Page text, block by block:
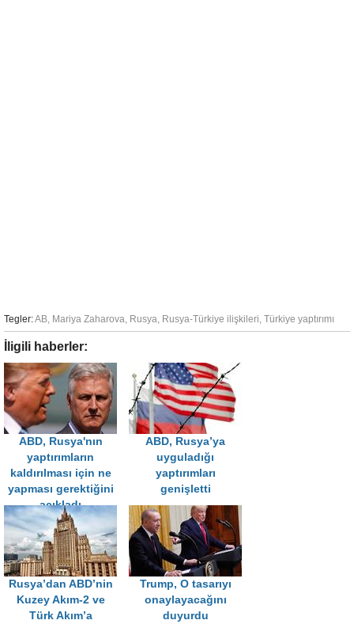
Tegler:AB, Mariya Zaharova, Rusya, Rusya-Türkiye ilişkileri, Türkiye yaptırımı
İligili haberler:
ABD, Rusya'nın
yaptırımların
kaldırılması için ne
yapması gerektiğini
açıkladı
ABD, Rusya’ya
uyguladığı
yaptırımları
genişletti
Rusya’dan ABD’nin
Kuzey Akım-2 ve
Türk Akım’a
Trump, O tasarıyı
onaylayacağını
duyurdu